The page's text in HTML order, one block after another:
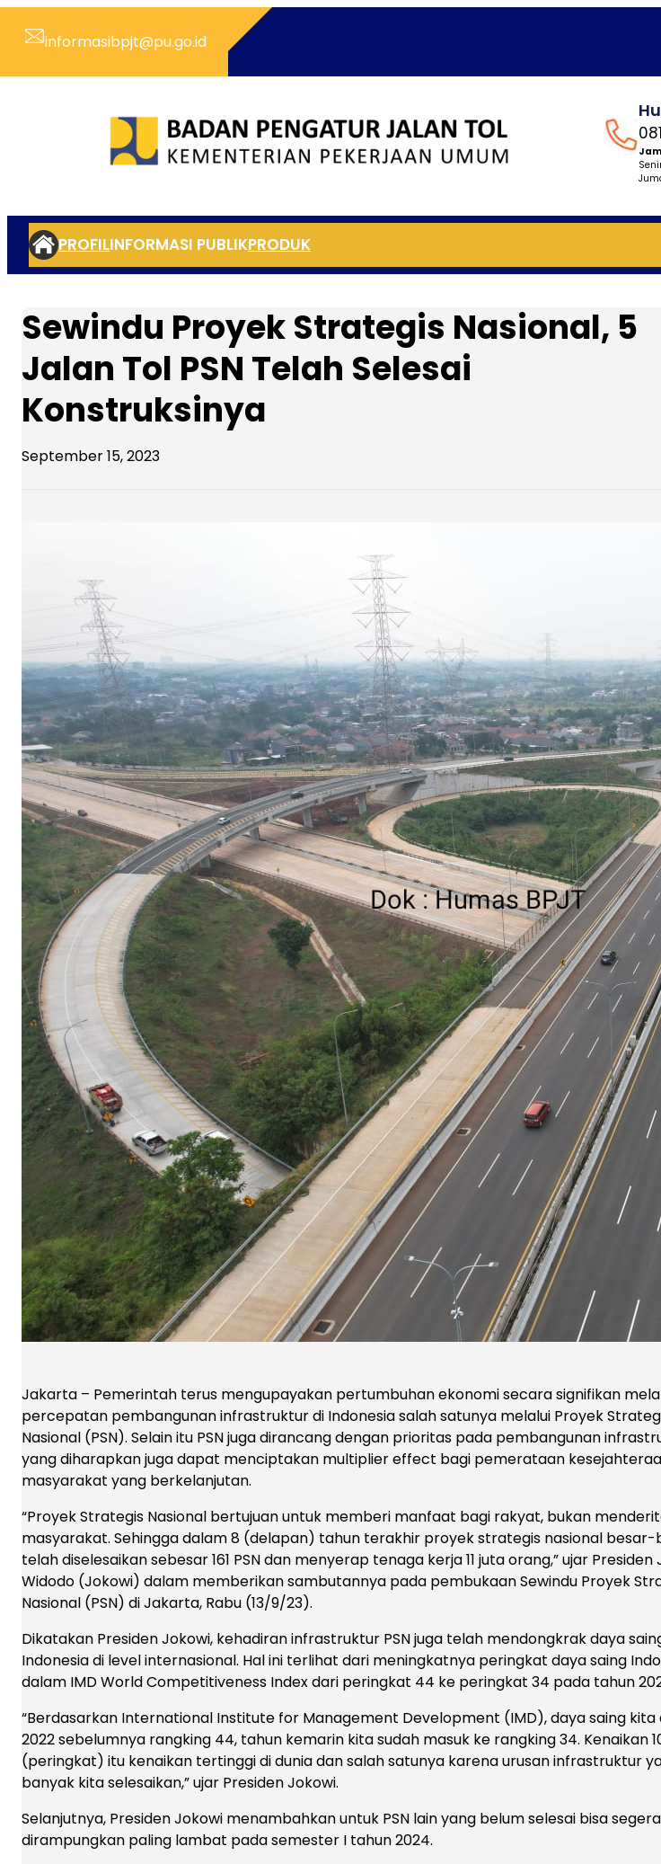
informasibpjt@pu.go.id
PROFILINFORMASI PUBLIKPRODUK
Sewindu Proyek Strategis Nasional, 5
Jalan Tol PSN Telah Selesai
Konstruksinya
September 15, 2023
Jakarta – Pemerintah terus mengupayakan pertumbuhan ekonomi secara signifikan
percepatan pembangunan infrastruktur di Indonesia salah satunya melalui Proyek
Nasional (PSN). Selain itu PSN juga dirancang dengan prioritas pada pembangunan
yang diharapkan juga dapat menciptakan multiplier effect bagi pemerataan
masyarakat yang berkelanjutan.
“Proyek Strategis Nasional bertujuan untuk memberi manfaat bagi rakyat, bukan
masyarakat. Sehingga dalam 8 (delapan) tahun terakhir proyek strategis nasional
telah diselesaikan sebesar 161 PSN dan menyerap tenaga kerja 11 juta orang,” ujar Presiden
Widodo (Jokowi) dalam memberikan sambutannya pada pembukaan Sewindu Proyek
Nasional (PSN) di Jakarta, Rabu (13/9/23).
Dikatakan Presiden Jokowi, kehadiran infrastruktur PSN juga telah mendongkrak daya
Indonesia di level internasional. Hal ini terlihat dari meningkatnya peringkat daya saing
dalam IMD World Competitiveness Index dari peringkat 44 ke peringkat 34 pada tahun
“Berdasarkan International Institute for Management Development (IMD), daya saing kita
2022 sebelumnya rangking 44, tahun kemarin kita sudah masuk ke rangking 34. Kenaikan
(peringkat) itu kenaikan tertinggi di dunia dan salah satunya karena urusan infrastruktur
banyak kita selesaikan,” ujar Presiden Jokowi.
Selanjutnya, Presiden Jokowi menambahkan untuk PSN lain yang belum selesai bisa segera
dirampungkan paling lambat pada semester I tahun 2024.